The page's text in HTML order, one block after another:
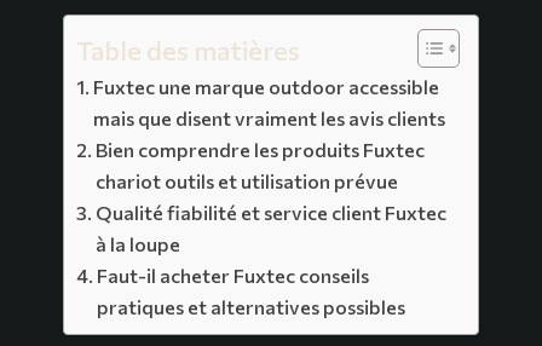
Table des matières
Fuxtec une marque outdoor accessible
mais que disent vraiment les avis clients
Bien comprendre les produits Fuxtec
chariot outils et utilisation prévue
Qualité fiabilité et service client Fuxtec
à la loupe
Faut-il acheter Fuxtec conseils
pratiques et alternatives possibles